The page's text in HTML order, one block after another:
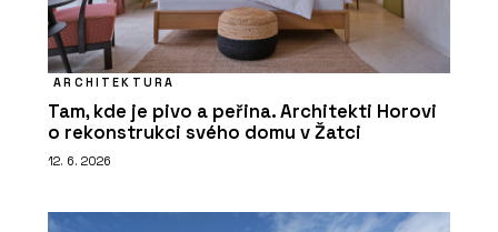
ARCHITEKTURA
Tam, kde je pivo a peřina. Architekti Horovi
o rekonstrukci svého domu v Žatci
12. 6. 2026